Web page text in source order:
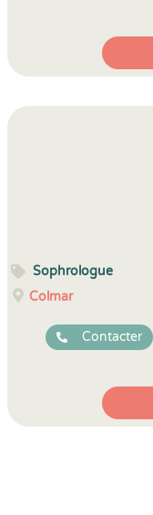
Sophrologue
Colmar
Contacter